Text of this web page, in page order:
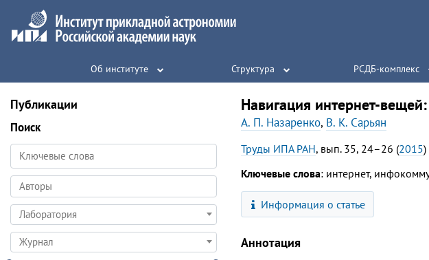
Об институте Структура РСДБ-комплекс
Публикации
Поиск
Лаборатория
Журнал
Навигация интернет-
А. П. Назаренко, В. К. Сарьян
Труды ИПА РАН, вып. 35, 24–26 (2015)
Ключевые слова: интернет,
Информация о статье
Аннотация